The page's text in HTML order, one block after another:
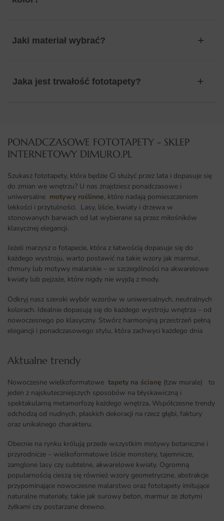
Jaki materiał wybrać?
Jaka jest trwałość fototapety?
PONADCZASOWE FOTOTAPETY - SKLEP
INTERNETOWY DIMURO.PL​
Szukasz fototapety, która będzie Ci służyć przez lata i dopasuje się
do zmian we wnętrzu? U nas znajdziesz ponadczasowe i
uniwersalne motywy roślinne, które nadają pomieszczeniom
lekkości i przytulności. Lasy, liście, kwiaty i drzewa w
stonowanych barwach od lat wybierane są przez miłośników
klasycznej elegancji.
Jeżeli marzysz o fotapecie, która z łatwością dopasuje się do
każdego wystroju, warto postawić na takie wzory jak marmur,
chmury lub motywy malarskie – w szczególności na akwarelowe
kwiaty lub pejzaże, które nigdy nie wyjdą z mody.
Odkryj nasz szeroki wybór wzorów w uniwersalnych, neutralnych
kolorach. Idealnie dopasują się do każdego wystroju wnętrza – od
nowoczesnego po klasyczny. Stwórz harmonijną przestrzeń pełną
elegancji i ponadczasowego stylu, która zachwyci każdego dnia
Aktualne trendy​
Nowoczesne wielkoformatowe tapety na ścianę (tzw murale) to
jeden z najskuteczniejszych sposobów na błyskawiczną i
spektakularną metamorfozę każdego wnętrza. Współczesne trendy
odchodzą od nudnych, płaskich dekoracji na rzecz głębi, faktury
oraz unikalnego charakteru.
Obecnie na rynku królują przede wszystkim motywy botaniczne i
przyrodnicze – wielkoformatowe liście monstery, tajemnicze,
zamglone lasy czy subtelne, akwarelowe kwiaty. Ogromną
popularnością cieszą się również wzory geometryczne, abstrakcje
przypominające nowoczesne malarstwo oraz fototapety imitujące
naturalne materiały, takie jak surowy beton, marmur ze złotymi
żyłkami czy postarzane drewno.